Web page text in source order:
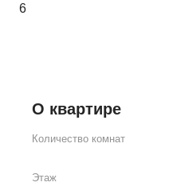
6
О квартире
Количество комнат
Этаж